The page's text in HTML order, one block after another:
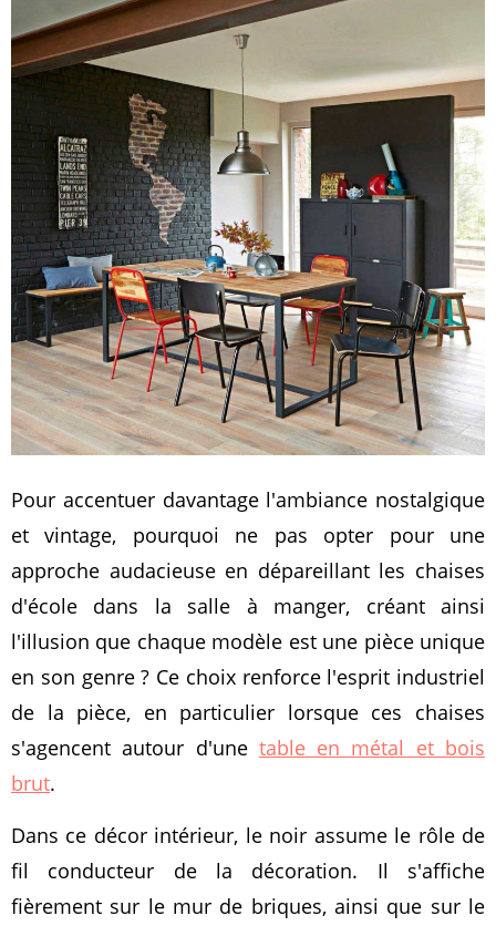
Pour accentuer davantage l'ambiance nostalgique
et vintage, pourquoi ne pas opter pour une
approche audacieuse en dépareillant les chaises
d'école dans la salle à manger, créant ainsi
l'illusion que chaque modèle est une pièce unique
en son genre ? Ce choix renforce l'esprit industriel
de la pièce, en particulier lorsque ces chaises
s'agencent autour d'une table en métal et bois
brut.
Dans ce décor intérieur, le noir assume le rôle de
fil conducteur de la décoration. Il s'affiche
fièrement sur le mur de briques, ainsi que sur le